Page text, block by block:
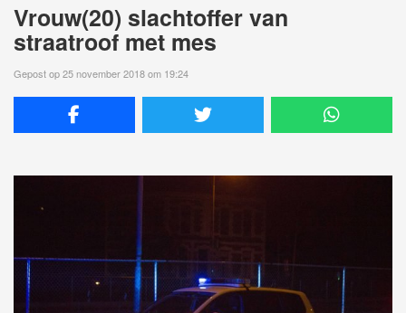
Vrouw(20) slachtoffer van
straatroof met mes
Gepost op 25 november 2018 om 19:24